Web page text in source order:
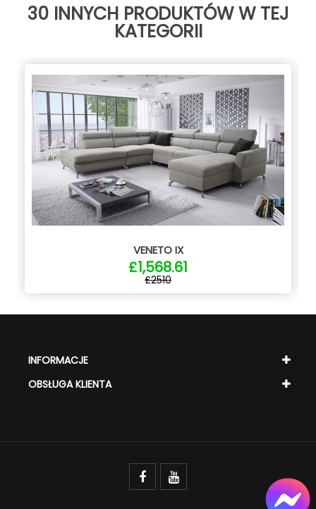
30 INNYCH PRODUKTÓW W TEJ
KATEGORII
VENETO IX
£1,568.61
£2510
INFORMACJE
OBSŁUGA KLIENTA